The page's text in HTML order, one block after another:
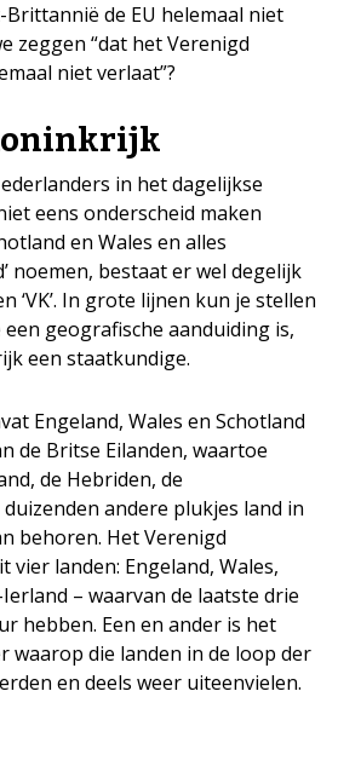
de EU helemaal niet
zeggen “dat het Verenigd
niet verlaat”?
in het dagelijkse
eens onderscheid maken
en Wales en alles
noemen, bestaat er wel degelijk
‘VK’. In grote lijnen kun je stellen
geografische aanduiding is,
een staatkundige.
Engeland, Wales en Schotland
de Britse Eilanden, waartoe
de Hebriden, de
andere plukjes land in
behoren. Het Verenigd
landen: Engeland, Wales,
– waarvan de laatste drie
hebben. Een en ander is het
waarop die landen in de loop der
en deels weer uiteenvielen.